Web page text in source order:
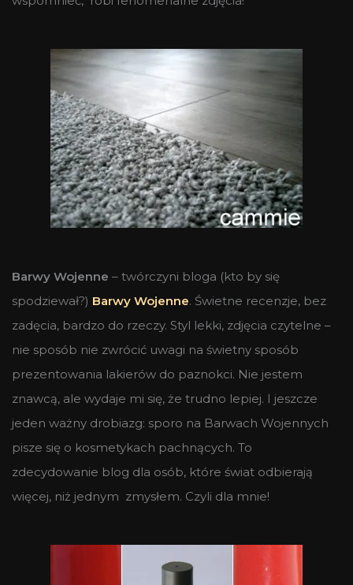
Barwy Wojenne – twórczyni bloga (kto by się
spodziewał?) Barwy Wojenne. Świetne recenzje, bez
zadęcia, bardzo do rzeczy. Styl lekki, zdjęcia czytelne –
nie sposób nie zwrócić uwagi na świetny sposób
prezentowania lakierów do paznokci. Nie jestem
znawcą, ale wydaje mi się, że trudno lepiej. I jeszcze
jeden ważny drobiazg: sporo na Barwach Wojennych
pisze się o kosmetykach pachnących. To
zdecydowanie blog dla osób, które świat odbierają
więcej, niż jednym zmysłem. Czyli dla mnie!